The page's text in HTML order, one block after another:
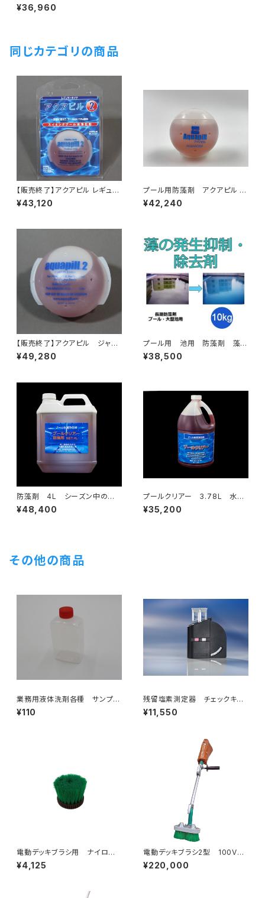
ORIGIN（オリジン） 12個入/箱
¥36,960
同じカテゴリの商品
【販売終了】アクアピル レギュラ
ー 14個入/箱 150トンまでの
プール用
¥43,120
プール用防藻剤 アクアピル ア
ルジサイド（algaecide ） 12
個入/箱 藻の発生抑制剤・防藻
¥42,240
【販売終了】アクアピル ジャン
ボ 8個入/箱 350トン以上の
プール用
¥49,280
プール用 池用 防藻剤 藻抑
制 ウインタークリーン 10kg
業務用 日本製 長期間
¥38,500
防藻剤 4L シーズン中の藻
の発生を抑制 (旧商品名 プ
ールクリアー防藻剤)
¥48,400
プールクリアー 3.78L 水の
透明度を向上 にごりを解消
¥35,200
その他の商品
業務用液体洗剤各種 サンプ
ル 試供品 50ml 送料無
料 ※おひとり様1つまで
¥110
残留塩素測定器 チェックキッ
ト 残留塩素用 コンパクト
軽量
¥11,550
電動デッキブラシ用 ナイロ
ン 替えブラシ 1コ
¥4,125
電動デッキブラシ2型 100V
誰でも簡単ポリッシャー 業
務用 軽量 強力 楽
¥220,000